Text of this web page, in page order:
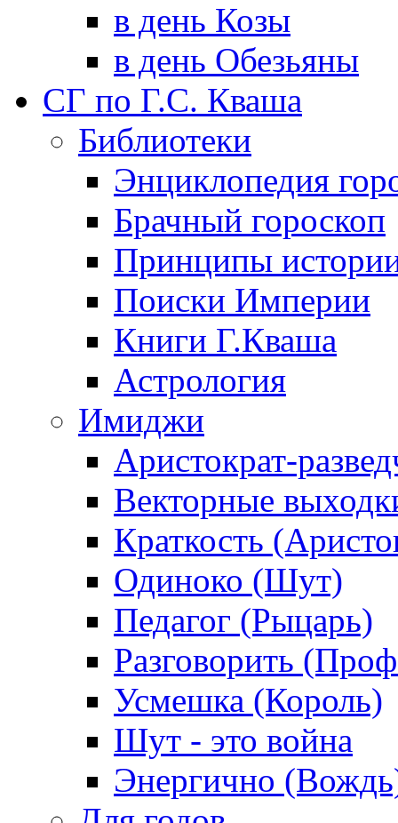
в день Козы
в день Обезьяны
СГ по Г.С. Кваша
Библиотеки
Энциклопедия
Брачный гороскоп
Принципы
Поиски Империи
Книги Г.Кваша
Астрология
Имиджи
Аристократ-
Векторные
Краткость
Одиноко (Шут)
Педагог (Рыцарь)
Разговорить
Усмешка (Король)
Шут - это война
Энергично